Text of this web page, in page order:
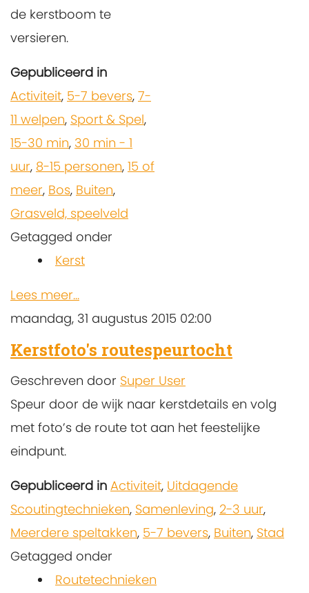
de kerstboom te
versieren.
Gepubliceerd in
Activiteit, 5-7 bevers, 7-
11 welpen, Sport & Spel,
15-30 min, 30 min - 1
uur, 8-15 personen, 15 of
meer, Bos, Buiten,
Grasveld, speelveld
Getagged onder
Kerst
Lees meer...
maandag, 31 augustus 2015 02:00
Kerstfoto's routespeurtocht
Geschreven door Super User
Speur door de wijk naar kerstdetails en volg
met foto’s de route tot aan het feestelijke
eindpunt.
Gepubliceerd in Activiteit, Uitdagende
Scoutingtechnieken, Samenleving, 2-3 uur,
Meerdere speltakken, 5-7 bevers, Buiten, Stad
Getagged onder
Routetechnieken